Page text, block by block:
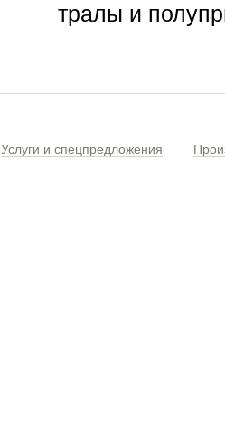
тралы и
Услуги и спецпредложения